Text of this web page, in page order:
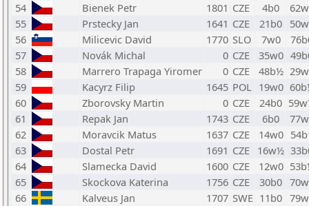
54
Bienek Petr 1801 CZE 4b0
55
Prstecky Jan 1641 CZE 21b0
56
Milicevic David 1770 SLO 7w0
57
Novák Michal 0 CZE 35w0
58
Marrero Trapaga Yiromer 0 CZE 48b½
59
Kacyrz Filip 1645 POL 19w0
60
Zborovsky Martin 0 CZE 24b0
61
Repak Jan 1743 CZE 6b0
62
Moravcik Matus 1637 CZE 14w0
63
Dostal Petr 1691 CZE 16w½
64
Slamecka David 1600 CZE 12w0
65
Skockova Katerina 1756 CZE 30b0
66
Kalveus Jan 1707 SWE 11b0